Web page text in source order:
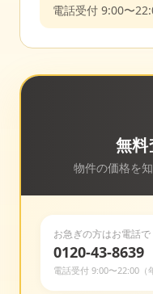
電話受付 9:00〜
無料
物件の価格を
お急ぎの方はお電話で
0120-43-8639
電話受付 9:00〜22:00（